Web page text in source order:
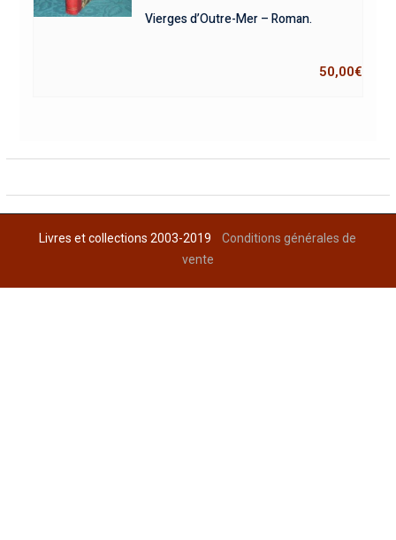
Vierges d’Outre-Mer – Roman.
50,00€
Livres et collections 2003-2019Conditions générales de
vente